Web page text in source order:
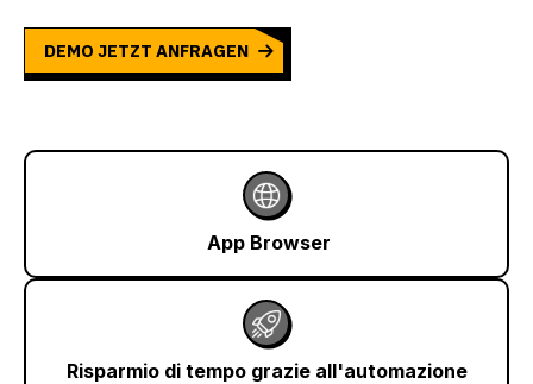
DEMO JETZT ANFRAGEN
App Browser
Risparmio di tempo grazie all'automazione